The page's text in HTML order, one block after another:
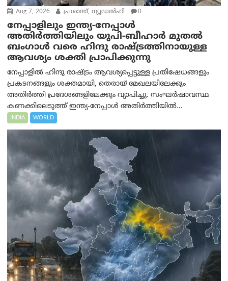
Aug 7, 2026 പ്രശാന്ത്, ന്യൂഡല്‍ഹി 0
നേപ്പാളിലും ഇന്ത്യ-നേപ്പാൾ
അതിർത്തിയിലും യുപി-ബീഹാർ മുതൽ
ബംഗാൾ വരെ ഹിന്ദു രാഷ്ട്രത്തിനായുള്ള
ആവശ്യം ശക്തി പ്രാപിക്കുന്നു
നേപ്പാളിൽ ഹിന്ദു രാഷ്ട്രം ആവശ്യപ്പെട്ടുള്ള പ്രതിഷേധങ്ങളും
പ്രകടനങ്ങളും ശക്തമായി, തെരായ് മേഖലയിലേക്കും
അതിർത്തി പ്രദേശങ്ങളിലേക്കും വ്യാപിച്ചു. സംഘർഷാവസ്ഥ
കണക്കിലെടുത്ത് ഇന്ത്യ-നേപ്പാൾ അതിർത്തിയിൽ...
INDIA WORLD